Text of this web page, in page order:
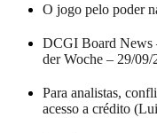
O jogo pelo poder
DCGI Board News
der Woche – 29/09/
Para analistas,
acesso a crédito